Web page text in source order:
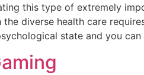
this type of extremely
the diverse health care
state and you